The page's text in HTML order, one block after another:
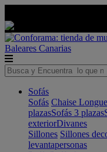
Baleares Canarias
Sofás
Sofás Chaise Longue
plazasSofás 3 plazas
exteriorDivanes
Sillones Sillones
levantapersonas